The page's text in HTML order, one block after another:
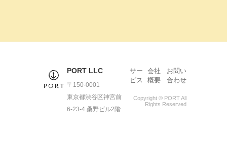
PORT LLC
〒150-0001
東京都渋谷区神宮前
6-23-4 桑野ビル2階
サー
ビス
会社
概要
お問い
合わせ
Copyright © PORT All
Rights Reserved